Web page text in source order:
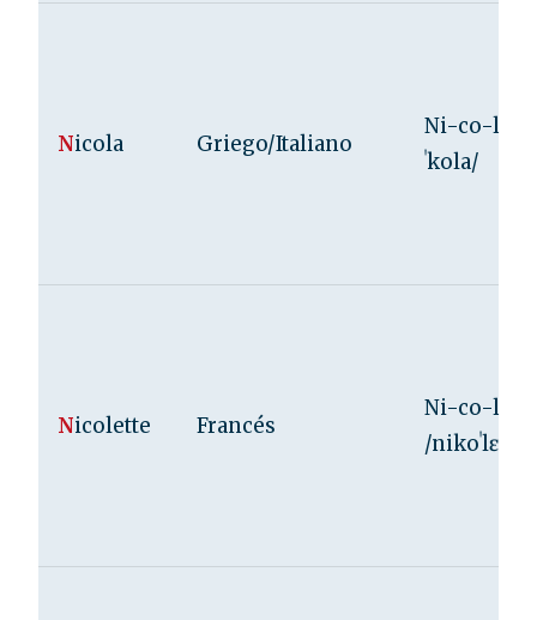
Nicola Griego/Italiano
Ni-co-la /
ˈkola/
Nicolette Francés
Ni-co-let-
/nikoˈlɛt/